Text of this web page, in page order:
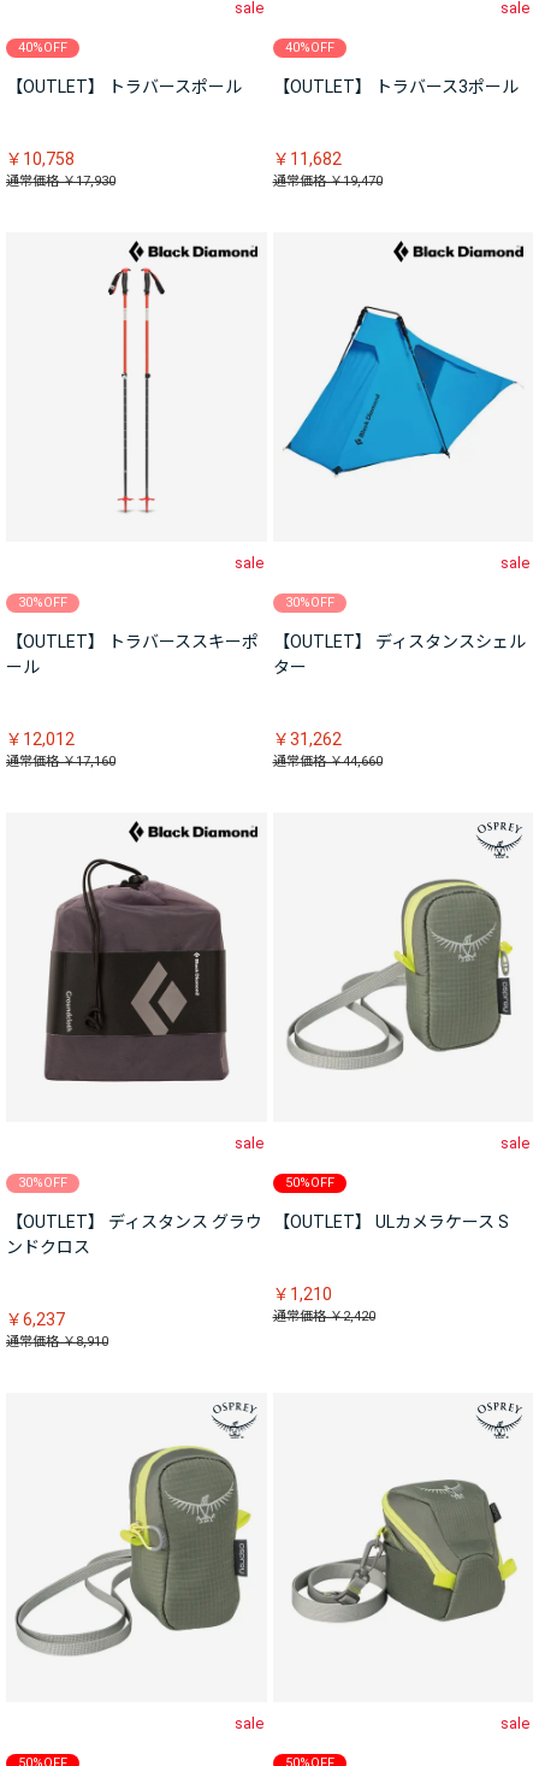
sale
40%OFF
【OUTLET】 トラバースポール
￥10,758
通常価格 ￥17,930
sale
40%OFF
【OUTLET】 トラバース3ポール
￥11,682
通常価格 ￥19,470
sale
30%OFF
【OUTLET】 トラバーススキーポ
ール
￥12,012
通常価格 ￥17,160
sale
30%OFF
【OUTLET】 ディスタンスシェル
ター
￥31,262
通常価格 ￥44,660
sale
30%OFF
【OUTLET】 ディスタンス グラウ
ンドクロス
￥6,237
通常価格 ￥8,910
sale
50%OFF
【OUTLET】 ULカメラケース S
￥1,210
通常価格 ￥2,420
sale sale